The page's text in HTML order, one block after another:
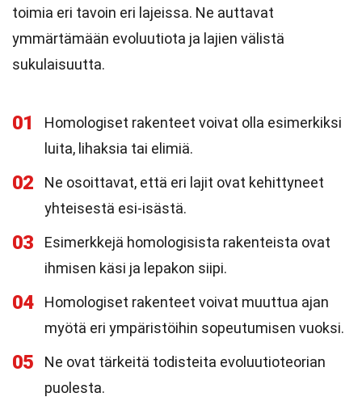
toimia eri tavoin eri lajeissa. Ne auttavat
ymmärtämään evoluutiota ja lajien välistä
sukulaisuutta.
01
Homologiset rakenteet voivat olla esimerkiksi
luita, lihaksia tai elimiä.
02
Ne osoittavat, että eri lajit ovat kehittyneet
yhteisestä esi-isästä.
03
Esimerkkejä homologisista rakenteista ovat
ihmisen käsi ja lepakon siipi.
04
Homologiset rakenteet voivat muuttua ajan
myötä eri ympäristöihin sopeutumisen vuoksi.
05
Ne ovat tärkeitä todisteita evoluutioteorian
puolesta.